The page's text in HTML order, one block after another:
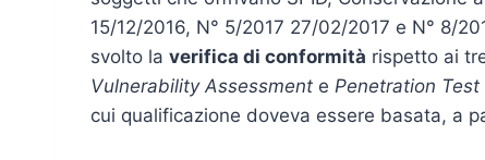
15/12/2016, N° 5/2017 27/02/2017 e N° 8/
svolto la verifica di conformità rispetto ai
Vulnerability Assessment e Penetration Test
cui qualificazione doveva essere basata, a